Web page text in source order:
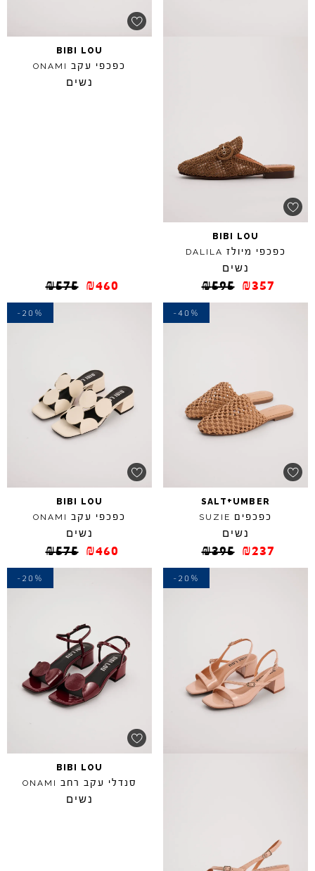
BIBI LOU
כפכפי מיולז DALILA
נשים
₪595 ₪357
BIBI LOU
כפכפי עקב ONAMI
נשים
₪575 ₪460
-40%
SALT + UMBER
כפכפים SUZIE
נשים
₪395 ₪237
-20%
BIBI LOU
כפכפי עקב ONAMI
נשים
₪575 ₪460
-20%
-20%
BIBI LOU
סנדלי עקב רחב ONAMI
נשים